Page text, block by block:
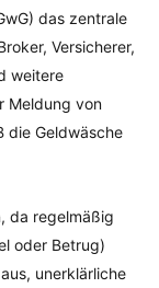
das zentrale
Versicherer,
weitere
Meldung von
die Geldwäsche
da regelmäßig
oder Betrug)
unerklärliche